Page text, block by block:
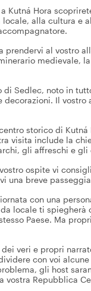
Kutná Hora
alla cultura e
prendervi al vostro
medievale,
di Sedlec, noto in
decorazioni. Il
storico di
visita include la
gli affreschi e
ospite vi
una breve
con una
locale ti
Paese. Ma
veri e propri
con voi
gli host
vostra Repubblica